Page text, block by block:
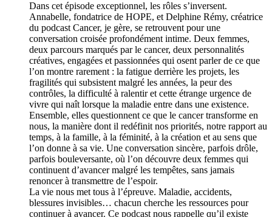
Dans cet épisode exceptionnel, les rôles s’inversent.
Annabelle, fondatrice de HOPE, et Delphine Rémy, créatrice
du podcast Cancer, je gère, se retrouvent pour une
conversation croisée profondément intime. Deux femmes,
deux parcours marqués par le cancer, deux personnalités
créatives, engagées et passionnées qui osent parler de ce que
l’on montre rarement : la fatigue derrière les projets, les
fragilités qui subsistent malgré les années, la peur des
contrôles, la difficulté à ralentir et cette étrange urgence de
vivre qui naît lorsque la maladie entre dans une existence.
Ensemble, elles questionnent ce que le cancer transforme en
nous, la manière dont il redéfinit nos priorités, notre rapport au
temps, à la famille, à la féminité, à la création et au sens que
l’on donne à sa vie. Une conversation sincère, parfois drôle,
parfois bouleversante, où l’on découvre deux femmes qui
continuent d’avancer malgré les tempêtes, sans jamais
renoncer à transmettre de l’espoir.
La vie nous met tous à l’épreuve. Maladie, accidents,
blessures invisibles… chacun cherche les ressources pour
continuer à avancer. Ce podcast nous rappelle qu’il existe